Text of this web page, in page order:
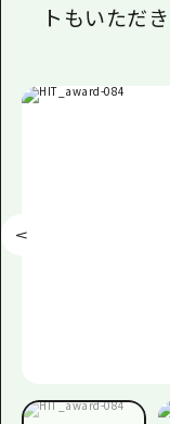
トもいただ